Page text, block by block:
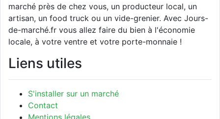
marché près de chez vous, un producteur local, un
artisan, un food truck ou un vide-grenier. Avec Jours-
de-marché.fr vous allez faire du bien à l'économie
locale, à votre ventre et votre porte-monnaie !
Liens utiles
S'installer sur un marché
Contact
Mentions légales